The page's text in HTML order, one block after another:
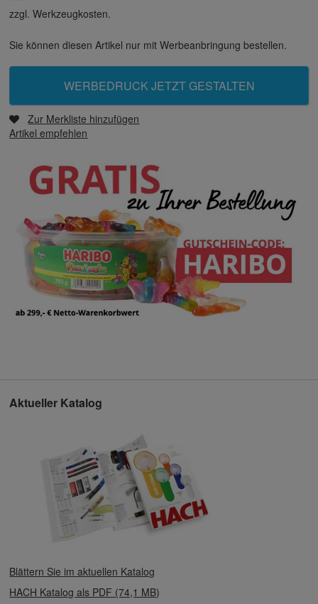
zzgl. Werkzeugkosten.
Sie können diesen Artikel nur mit Werbeanbringung bestellen.
WERBEDRUCK JETZT GESTALTEN
Zur Merkliste hinzufügen
Artikel empfehlen
Aktueller Katalog
Blättern Sie im aktuellen Katalog
HACH Katalog als PDF (74,1 MB)